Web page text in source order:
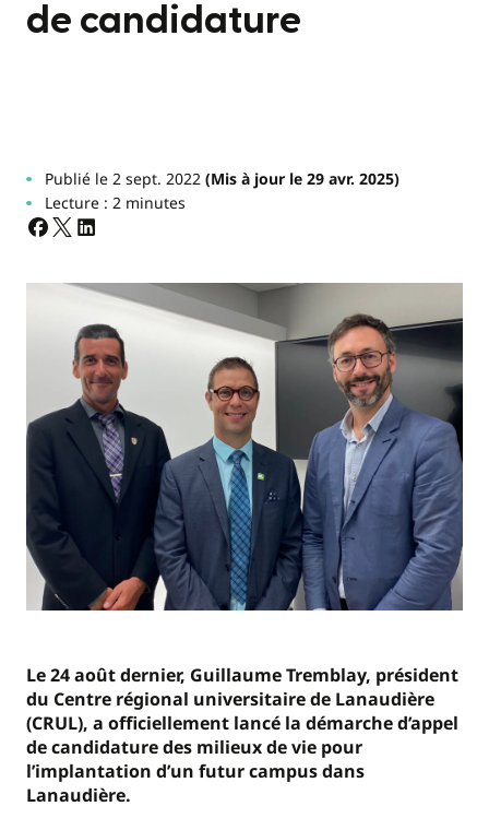
de candidature
Publié le 2 sept. 2022(Mis à jour le 29 avr. 2025)
Lecture : 2 minutes
Le 24 août dernier, Guillaume Tremblay, président
du Centre régional universitaire de Lanaudière
(CRUL), a officiellement lancé la démarche d’appel
de candidature des milieux de vie pour
l’implantation d’un futur campus dans
Lanaudière.